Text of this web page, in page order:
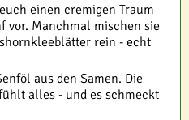
einen cremigen Traum
vor. Manchmal mischen sie
rein - echt
aus den Samen. Die
alles - und es schmeckt